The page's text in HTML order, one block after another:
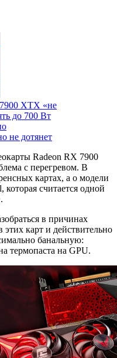
XTX «не
до 700 Вт
не дотянет
Radeon RX 7900
с перегревом. В
картах, а о модели
считается одной
в причинах
карт и действительно
банальную:
термопаста на GPU.